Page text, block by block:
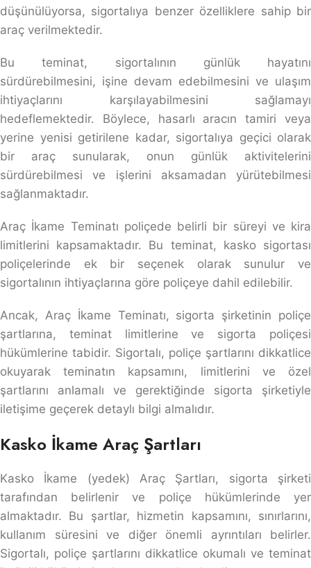
düşünülüyorsa, sigortalıya benzer özelliklere sahip bir
araç verilmektedir.
Bu teminat, sigortalının günlük hayatını
sürdürebilmesini, işine devam edebilmesini ve ulaşım
ihtiyaçlarını karşılayabilmesini sağlamayı
hedeflemektedir. Böylece, hasarlı aracın tamiri veya
yerine yenisi getirilene kadar, sigortalıya geçici olarak
bir araç sunularak, onun günlük aktivitelerini
sürdürebilmesi ve işlerini aksamadan yürütebilmesi
sağlanmaktadır.
Araç İkame Teminatı poliçede belirli bir süreyi ve kira
limitlerini kapsamaktadır. Bu teminat, kasko sigortası
poliçelerinde ek bir seçenek olarak sunulur ve
sigortalının ihtiyaçlarına göre poliçeye dahil edilebilir.
Ancak, Araç İkame Teminatı, sigorta şirketinin poliçe
şartlarına, teminat limitlerine ve sigorta poliçesi
hükümlerine tabidir. Sigortalı, poliçe şartlarını dikkatlice
okuyarak teminatın kapsamını, limitlerini ve özel
şartlarını anlamalı ve gerektiğinde sigorta şirketiyle
iletişime geçerek detaylı bilgi almalıdır.
Kasko İkame Araç Şartları
Kasko İkame (yedek) Araç Şartları, sigorta şirketi
tarafından belirlenir ve poliçe hükümlerinde yer
almaktadır. Bu şartlar, hizmetin kapsamını, sınırlarını,
kullanım süresini ve diğer önemli ayrıntıları belirler.
Sigortalı, poliçe şartlarını dikkatlice okumalı ve teminat